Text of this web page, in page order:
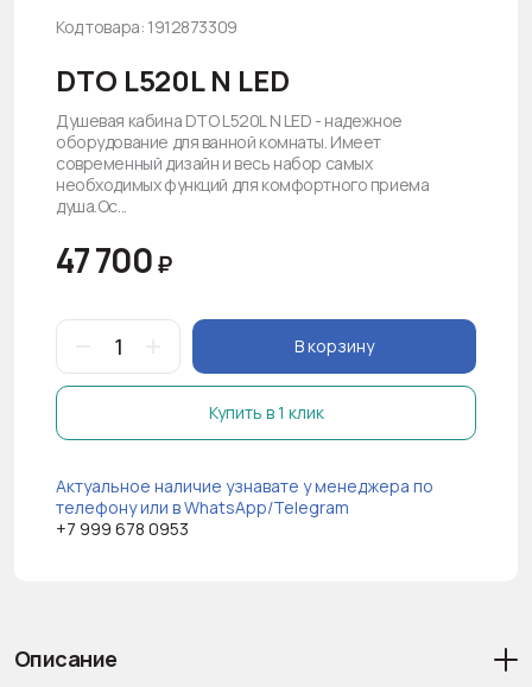
Код товара: 1912873309
DTO L520L N LED
Душевая кабина DTO L520L N LED - надежное
оборудование для ванной комнаты. Имеет
современный дизайн и весь набор самых
необходимых функций для комфортного приема
душа.Ос...
47 700₽
В корзину
Купить в 1 клик
Актуальное наличие узнавате у менеджера по
телефону или в WhatsApp/Telegram
+7 999 678 0953
Описание